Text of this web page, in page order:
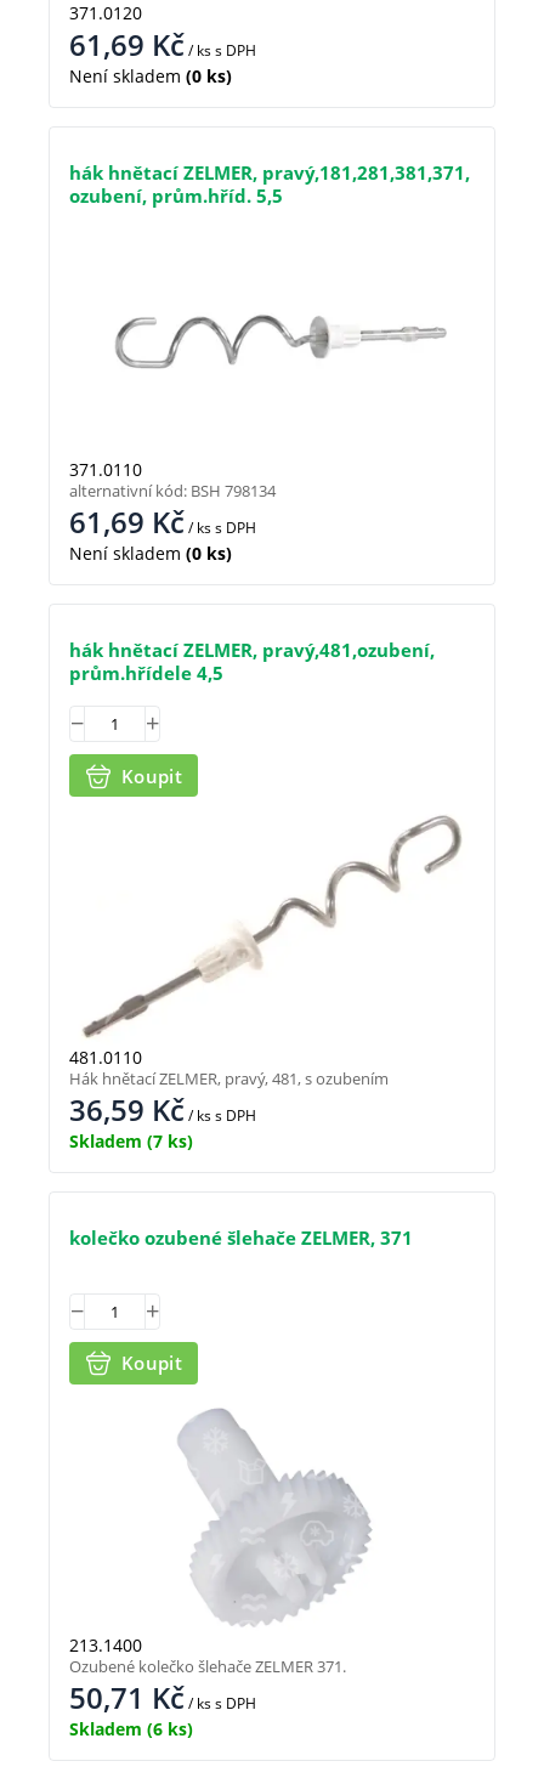
371.0120
61,69 Kč/ kss DPH
Není skladem (0 ks)
hák hnětací ZELMER, pravý,181,281,381,371,
ozubení, prům.hříd. 5,5
371.0110
61,69 Kč/ kss DPH
Není skladem (0 ks)
alternativní kód: BSH 798134
hák hnětací ZELMER, pravý,481,ozubení,
prům.hřídele 4,5
481.0110
36,59 Kč/ kss DPH
Skladem (7 ks)
Koupit
Hák hnětací ZELMER, pravý, 481, s ozubením
kolečko ozubené šlehače ZELMER, 371
213.1400
50,71 Kč/ kss DPH
Skladem (6 ks)
Koupit
Ozubené kolečko šlehače ZELMER 371.